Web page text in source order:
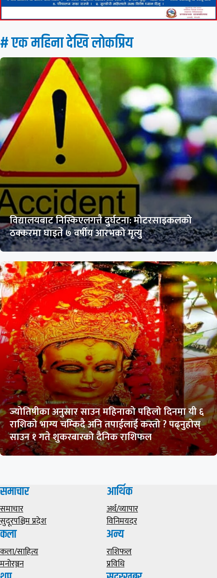
# एक महिना देखि लाेकप्रिय
विद्यालयबाट निस्किएलगत्तै दुर्घटना: मोटरसाइकलको
ठक्करमा घाइते ७ वर्षीय आरभको मृत्यु
ज्योतिषीका अनुसार साउन महिनाको पहिलो दिनमा यी ६
राशिको भाग्य चम्किदै अनि तपाईलाई कस्तो ? पढ्नुहोस्
साउन १ गते शुकरबारको दैनिक राशिफल
समाचार
समाचार
सुदूरपश्चिम प्रदेश
आर्थिक
अर्थ/व्यापार
विनिमयदर
कला
कला/साहित्य
मनोरञ्जन
अन्य
राशिफल
प्रविधि